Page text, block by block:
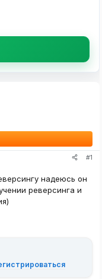
#1
надеюсь он
реверсинга и